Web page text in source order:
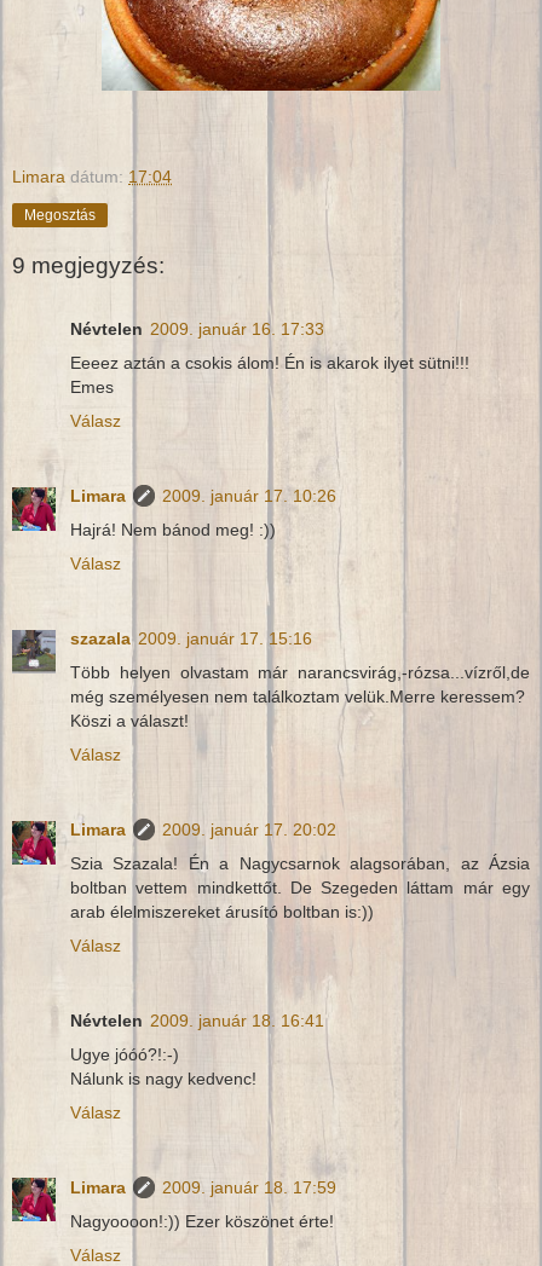
Limara dátum: 17:04
Megosztás
9 megjegyzés:
Névtelen 2009. január 16. 17:33
Eeeez aztán a csokis álom! Én is akarok ilyet sütni!!!
Emes
Válasz
Limara
2009. január 17. 10:26
Hajrá! Nem bánod meg! :))
Válasz
szazala 2009. január 17. 15:16
Több helyen olvastam már narancsvirág,-rózsa...vízről,de
még személyesen nem találkoztam velük.Merre keressem?
Köszi a választ!
Válasz
Limara
2009. január 17. 20:02
Szia Szazala! Én a Nagycsarnok alagsorában, az Ázsia
boltban vettem mindkettőt. De Szegeden láttam már egy
arab élelmiszereket árusító boltban is:))
Válasz
Névtelen 2009. január 18. 16:41
Ugye jóóó?!:-)
Nálunk is nagy kedvenc!
Válasz
Limara
2009. január 18. 17:59
Nagyoooon!:)) Ezer köszönet érte!
Válasz